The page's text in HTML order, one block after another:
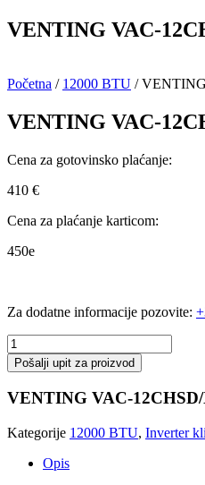
VENTING VAC-
Početna / 12000 BTU /
VENTING VAC-
Cena za gotovinsko plaćanje:
410 €
Cena za plaćanje karticom:
450e
Za dodatne informacije pozovite:
VENTING
VAC-
12CHSD/XAB1
količina
Pošalji upit za proizvod
VENTING VAC-
Kategorije 12000 BTU, Inverter
Opis